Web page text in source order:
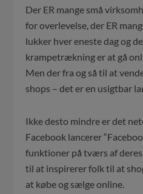
Der ER mange små
for overlevelse, der ER
lukker hver eneste dag og
krampetrækning er at gå
Men der fra og så til at
shops – det er en usigtbar
Ikke desto mindre er det
Facebook lancerer
funktioner på tværs af
til at inspirerer folk til at
at købe og sælge online.